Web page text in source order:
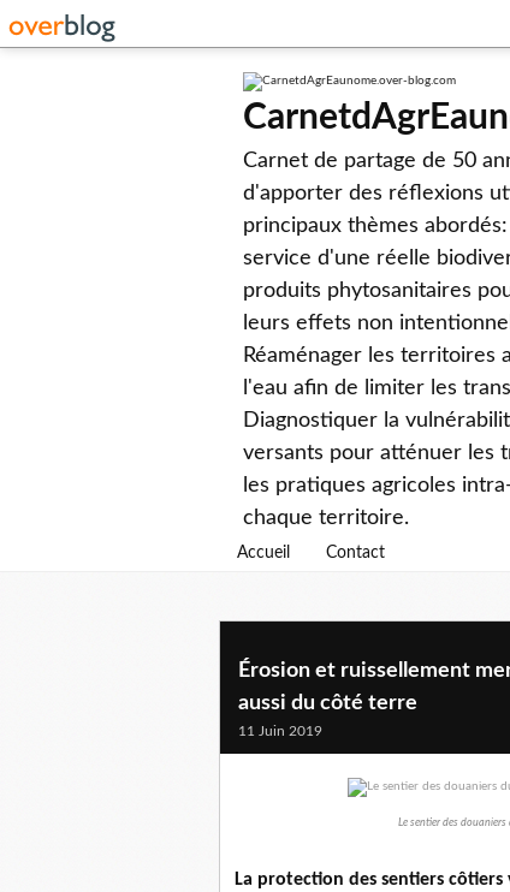
Carnet de partage de 50
d'apporter des réflexions
principaux thèmes
service d'une réelle
produits phytosanitaires
leurs effets non
Réaménager les territoires
l'eau afin de limiter les
Diagnostiquer la
versants pour atténuer les
les pratiques agricoles
chaque territoire.
Accueil Contact
Érosion et ruissellement
aussi du côté terre
11 Juin 2019
Le sentier des
La protection des sentiers